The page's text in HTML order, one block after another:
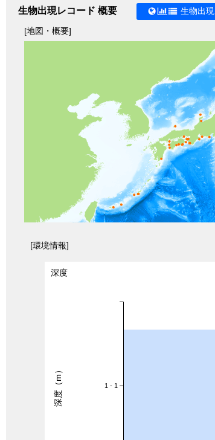
生物出現レコード 概要 生物出
[地図・概要]
[環境情報]
深度
1 - 1
深度（m）